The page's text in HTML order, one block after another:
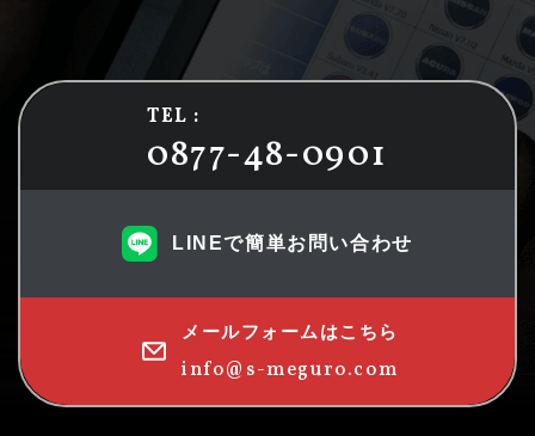
TEL :
0877-48-0901
LINEで簡単お問い合わせ
メールフォームはこちら
info@s-meguro.com